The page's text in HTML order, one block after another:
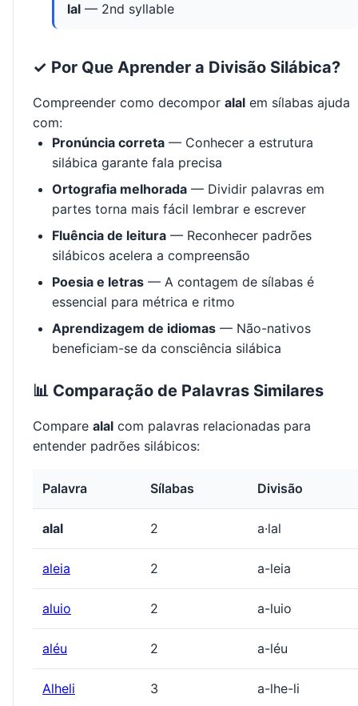
lal — 2nd syllable
✓ Por Que Aprender a Divisão Silábica?
Compreender como decompor alal em sílabas ajuda
com:
Pronúncia correta — Conhecer a estrutura
silábica garante fala precisa
Ortografia melhorada — Dividir palavras em
partes torna mais fácil lembrar e escrever
Fluência de leitura — Reconhecer padrões
silábicos acelera a compreensão
Poesia e letras — A contagem de sílabas é
essencial para métrica e ritmo
Aprendizagem de idiomas — Não-nativos
beneficiam-se da consciência silábica
📊 Comparação de Palavras Similares
Compare alal com palavras relacionadas para
entender padrões silábicos:
Palavra Sílabas Divisão
alal 2 a·lal
aleia 2 a-leia
aluio 2 a-luio
aléu 2 a-léu
Alheli 3 a-lhe-li